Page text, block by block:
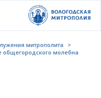
митрополита
>
общегородского молебна